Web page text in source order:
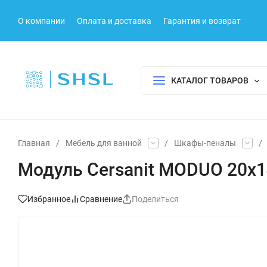
О компании Оплата и доставка Гарантия и возврат
КАТАЛОГ ТОВАРОВ
Главная / Мебель для ванной / Шкафы-пеналы /
Модуль Cersanit MODUO
Избранное Сравнение Поделиться